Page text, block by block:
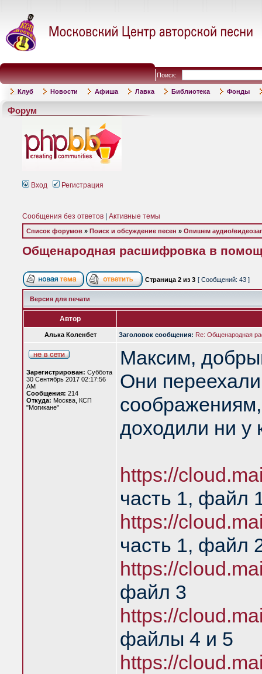
Поиск:
Клуб Новости Афиша Лавка Библиотека Фонды
Форум
Вход Регистрация
Сообщения без ответов Активные темы
Список форумов » Поиск и обсуждение песен » Опишем аудио/
Общенародная расшифровка в
Страница 2 из 3 [ Сообщений: 43 ]
Версия для печати
Автор
Алька Коленбет Заголовок сообщения: Re: Общенародная
Зарегистрирован: Суббота
30 Сентябрь 2017 02:17:56
AM
Сообщения: 214
Откуда: Москва, КСП
"Могикане"
Максим,
Они
доходили ни у
https://
часть 1, файл
https://
часть 1, файл
https://
файл 3
https://
файлы 4 и 5
https://